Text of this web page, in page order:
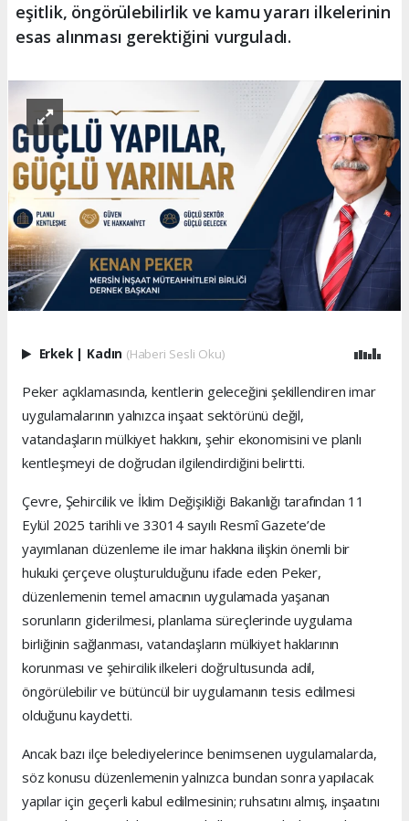
eşitlik, öngörülebilirlik ve kamu yararı ilkelerinin
esas alınması gerektiğini vurguladı.
Erkek Kadın (Haberi Sesli Oku)
Peker açıklamasında, kentlerin geleceğini şekillendiren imar
uygulamalarının yalnızca inşaat sektörünü değil,
vatandaşların mülkiyet hakkını, şehir ekonomisini ve planlı
kentleşmeyi de doğrudan ilgilendirdiğini belirtti.
Çevre, Şehircilik ve İklim Değişikliği Bakanlığı tarafından 11
Eylül 2025 tarihli ve 33014 sayılı Resmî Gazete’de
yayımlanan düzenleme ile imar hakkına ilişkin önemli bir
hukuki çerçeve oluşturulduğunu ifade eden Peker,
düzenlemenin temel amacının uygulamada yaşanan
sorunların giderilmesi, planlama süreçlerinde uygulama
birliğinin sağlanması, vatandaşların mülkiyet haklarının
korunması ve şehircilik ilkeleri doğrultusunda adil,
öngörülebilir ve bütüncül bir uygulamanın tesis edilmesi
olduğunu kaydetti.
Ancak bazı ilçe belediyelerince benimsenen uygulamalarda,
söz konusu düzenlemenin yalnızca bundan sonra yapılacak
yapılar için geçerli kabul edilmesinin; ruhsatını almış, inşaatını